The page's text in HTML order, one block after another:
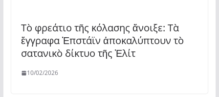
Τὸ φρεάτιο τῆς κόλασης ἄνοιξε: Τὰ
ἔγγραφα Ἐπστάϊν ἀποκαλύπτουν τὸ
σατανικὸ δίκτυο τῆς Ἐλίτ
10/02/2026